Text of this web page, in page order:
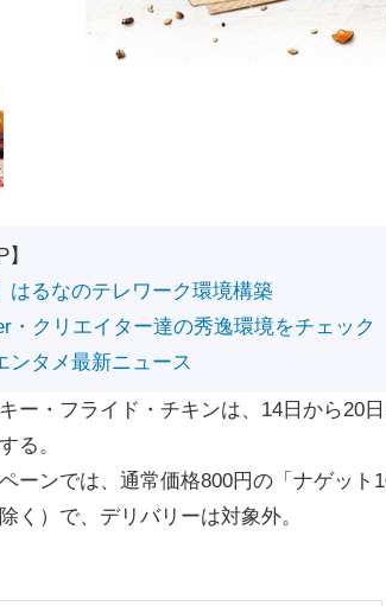
はるなのテレワーク環境構築
・クリエイター達の秀逸環境をチェック
タメ最新ニュース
ー・フライド・チキンは、14日から20
る。
ーンでは、通常価格800円の「ナゲット
く）で、デリバリーは対象外。